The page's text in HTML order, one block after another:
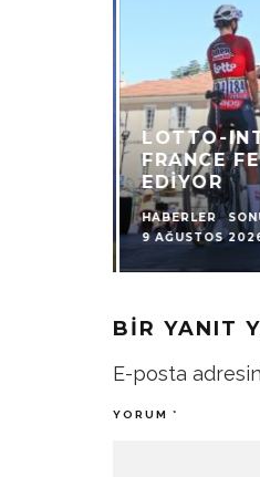
LOTTO-
FRANCE
EDIYOR
HABERLER
9 AĞUSTOS 2026
BIR YANIT
E-posta
YORUM *